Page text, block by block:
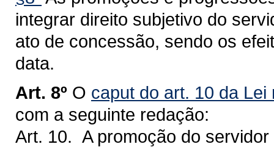
integrar direito subjetivo do
ato de concessão, sendo os
data.
Art. 8º O caput do art. 10 da
com a seguinte redação:
Art. 10. A promoção do